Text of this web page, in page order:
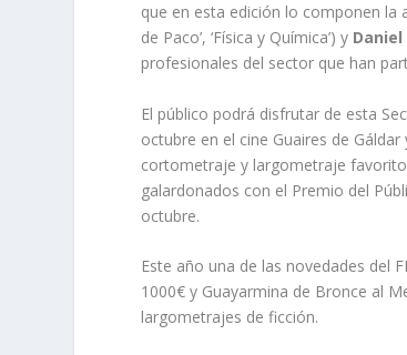
que en esta edición lo componen la
de Paco’, ‘Física y Química’) y
profesionales del sector que han
El público podrá disfrutar de esta
octubre en el cine Guaires de
cortometraje y largometraje favorito
galardonados con el Premio del
octubre.
Este año una de las novedades del
1000€ y Guayarmina de Bronce al
largometrajes de ficción.